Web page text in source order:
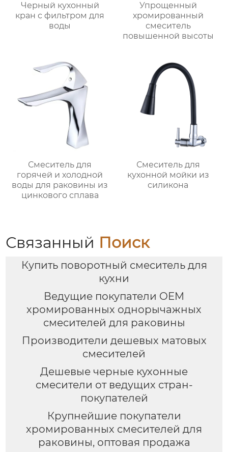
Черный кухонный
кран с фильтром для
воды
Упрощенный
хромированный
смеситель
повышенной высоты
Смеситель для
горячей и холодной
воды для раковины из
цинкового сплава
Смеситель для
кухонной мойки из
силикона
Связанный Поиск
Купить поворотный смеситель для
кухни
Ведущие покупатели OEM
хромированных однорычажных
смесителей для раковины
Производители дешевых матовых
смесителей
Дешевые черные кухонные
смесители от ведущих стран-
покупателей
Крупнейшие покупатели
хромированных смесителей для
раковины, оптовая продажа